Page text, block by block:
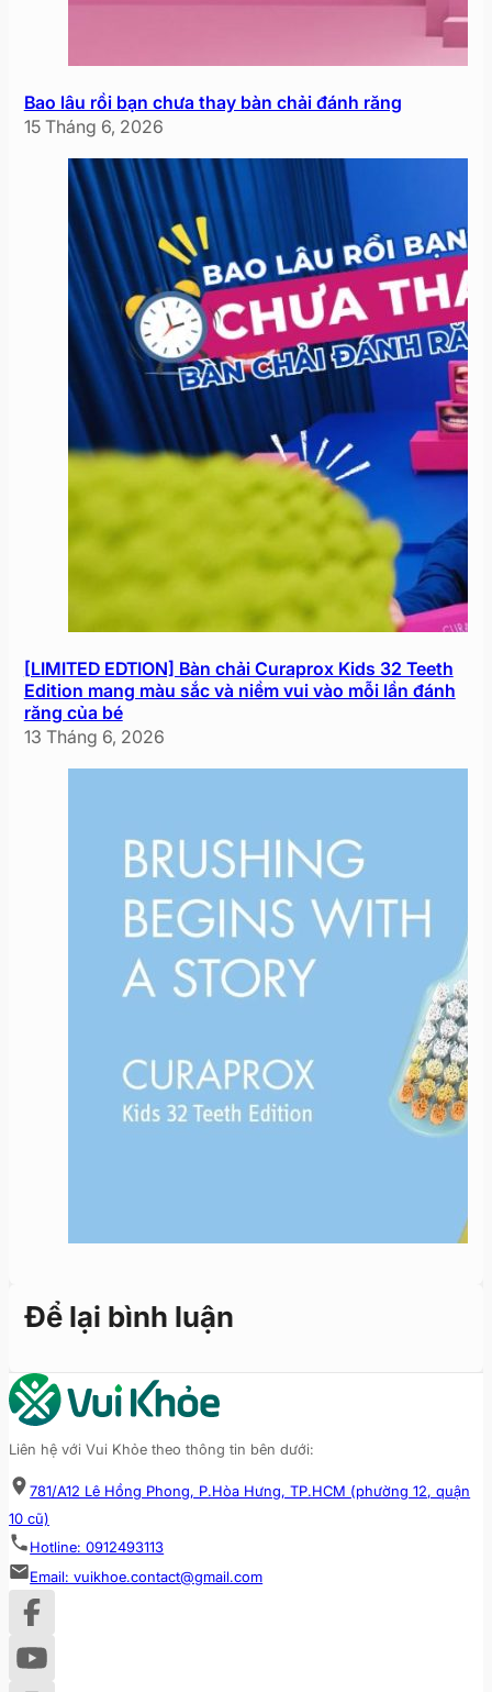
Bao lâu rồi bạn chưa thay bàn chải đánh răng
15 Tháng 6, 2026
[LIMITED EDTION] Bàn chải Curaprox Kids 32 Teeth
Edition mang màu sắc và niềm vui vào mỗi lần đánh
răng của bé
13 Tháng 6, 2026
Để lại bình luận
Liên hệ với Vui Khỏe theo thông tin bên dưới:
781/A12 Lê Hồng Phong, P.Hòa Hưng, TP.HCM (phường 12, quận
10 cũ)
Hotline: 0912493113
Email: vuikhoe.contact@gmail.com